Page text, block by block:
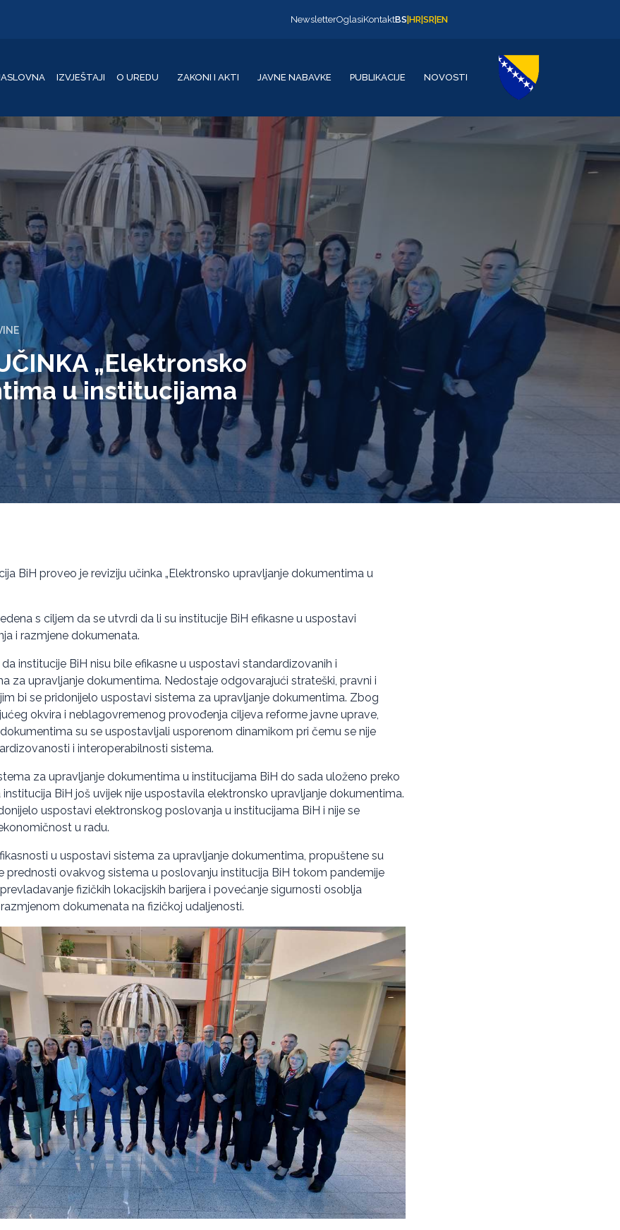
NewsletterOglasiKontaktBS HR SR EN
IZVJEŠTAJI O UREDU ZAKONI I AKTI JAVNE NABAVKE PUBLIKACIJE NOVOSTI
„Elektronsko
u institucijama
BiH proveo je reviziju učinka „Elektronsko upravljanje dokumentima u
s ciljem da se utvrdi da li su institucije BiH efikasne u uspostavi
i razmjene dokumenata.
institucije BiH nisu bile efikasne u uspostavi standardizovanih i
za upravljanje dokumentima. Nedostaje odgovarajući strateški, pravni i
bi se pridonijelo uspostavi sistema za upravljanje dokumentima. Zbog
okvira i neblagovremenog provođenja ciljeva reforme javne uprave,
su se uspostavljali usporenom dinamikom pri čemu se nije
i interoperabilnosti sistema.
za upravljanje dokumentima u institucijama BiH do sada uloženo preko
institucija BiH još uvijek nije uspostavila elektronsko upravljanje dokumentima.
uspostavi elektronskog poslovanja u institucijama BiH i nije se
u radu.
u uspostavi sistema za upravljanje dokumentima, propuštene su
prednosti ovakvog sistema u poslovanju institucija BiH tokom pandemije
fizičkih lokacijskih barijera i povećanje sigurnosti osoblja
dokumenata na fizičkoj udaljenosti.